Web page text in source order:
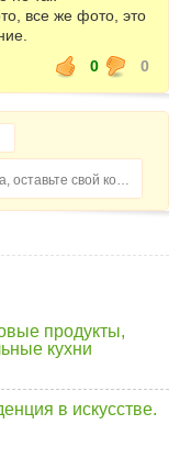
все же фото, это
0
0
Домохозяйка, пожалуйста, оставьте свой комментарий...
продукты,
кухни
в искусстве.